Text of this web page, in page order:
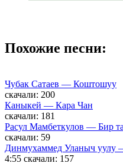
Похожие песни:
Чубак Сатаев — Коштошуу
скачали: 200
Каныкей — Кара Чан
скачали: 181
Расул Мамбеткулов — Бир
скачали: 59
Динмухаммед Уланыч
4:55 скачали: 157